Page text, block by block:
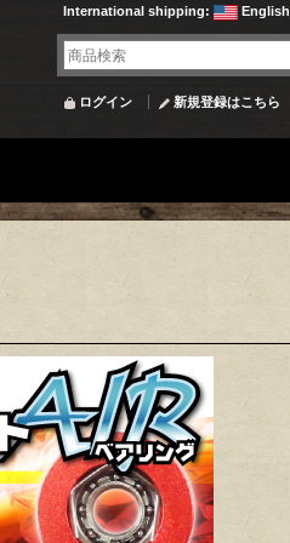
International shipping: English
ログイン 新規登録はこちら